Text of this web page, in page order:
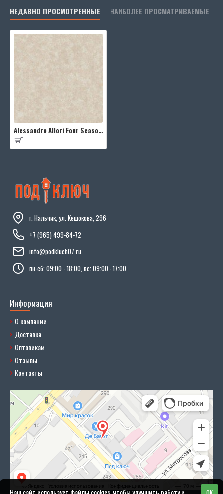
НЕДАВНО ПРОСМОТРЕННЫЕ НАИБОЛЕЕ ПРОСМАТРИВАЕМЫЕ
Alessandro Allori Four Seasons RST1608-4
г. Нальчик, ул. Кешокова, 296
+7 (965) 499-84-72
info@podkluch07.ru
пн-сб: 09:00 - 18:00, вс: 09:00 - 17:00
Информация
О компании
Доставка
Оптовикам
Отзывы
Контакты
Наш сайт использует файлы cookies, чтобы улучшить работу и